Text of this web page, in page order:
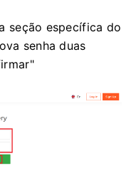
seção específica do
senha duas